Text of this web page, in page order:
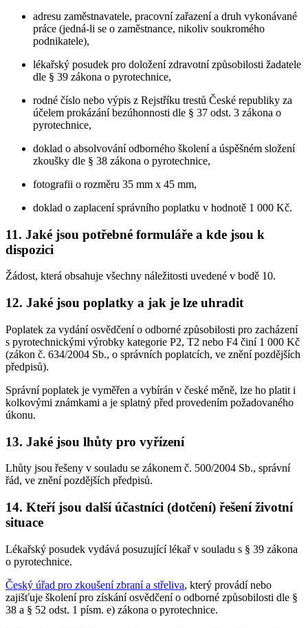
adresu zaměstnavatele, pracovní zařazení a druh vykonávané
práce (jedná-li se o zaměstnance, nikoliv soukromého
podnikatele),
lékařský posudek pro doložení zdravotní způsobilosti žadatele
dle § 39 zákona o pyrotechnice,
rodné číslo nebo výpis z Rejstříku trestů České republiky za
účelem prokázání bezúhonnosti dle § 37 odst. 3 zákona o
pyrotechnice,
doklad o absolvování odborného školení a úspěšném složení
zkoušky dle § 38 zákona o pyrotechnice,
fotografii o rozměru 35 mm x 45 mm,
doklad o zaplacení správního poplatku v hodnotě 1 000 Kč.
11. Jaké jsou potřebné formuláře a kde jsou k
dispozici
Žádost, která obsahuje všechny náležitosti uvedené v bodě 10.
12. Jaké jsou poplatky a jak je lze uhradit
Poplatek za vydání osvědčení o odborné způsobilosti pro zacházení
s pyrotechnickými výrobky kategorie P2, T2 nebo F4 činí 1 000 Kč
(zákon č. 634/2004 Sb., o správních poplatcích, ve znění pozdějších
předpisů).
Správní poplatek je vyměřen a vybírán v české měně, lze ho platit i
kolkovými známkami a je splatný před provedením požadovaného
úkonu.
13. Jaké jsou lhůty pro vyřízení
Lhůty jsou řešeny v souladu se zákonem č. 500/2004 Sb., správní
řád, ve znění pozdějších předpisů.
14. Kteří jsou další účastníci (dotčení) řešení životní
situace
Lékařský posudek vydává posuzující lékař v souladu s § 39 zákona
o pyrotechnice.
Český úřad pro zkoušení zbraní a střeliva, který provádí nebo
zajišťuje školení pro získání osvědčení o odborné způsobilosti dle §
38 a § 52 odst. 1 písm. e) zákona o pyrotechnice.